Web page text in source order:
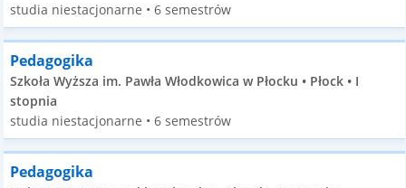
studia niestacjonarne • 6 semestrów
Pedagogika
Szkoła Wyższa im. Pawła Włodkowica w Płocku • Płock • I
stopnia
studia niestacjonarne • 6 semestrów
Pedagogika